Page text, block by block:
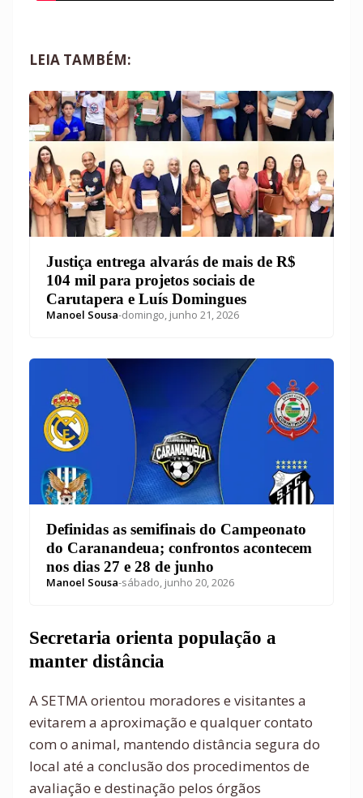
LEIA TAMBÉM:
Justiça entrega alvarás de mais de R$
104 mil para projetos sociais de
Carutapera e Luís Domingues
Manoel Sousa-domingo, junho 21, 2026
Definidas as semifinais do Campeonato
do Caranandeua; confrontos acontecem
nos dias 27 e 28 de junho
Manoel Sousa-sábado, junho 20, 2026
Secretaria orienta população a
manter distância
A SETMA orientou moradores e visitantes a
evitarem a aproximação e qualquer contato
com o animal, mantendo distância segura do
local até a conclusão dos procedimentos de
avaliação e destinação pelos órgãos